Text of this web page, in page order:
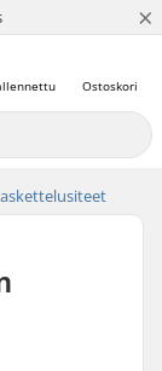
×
Ostoskori